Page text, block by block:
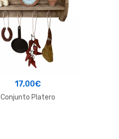
17,00€
Conjunto Platero